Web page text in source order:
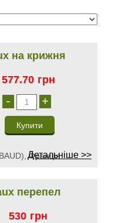
на крижня
577.70 грн
- +
Франція
Детальніше >>
перепел
530 грн